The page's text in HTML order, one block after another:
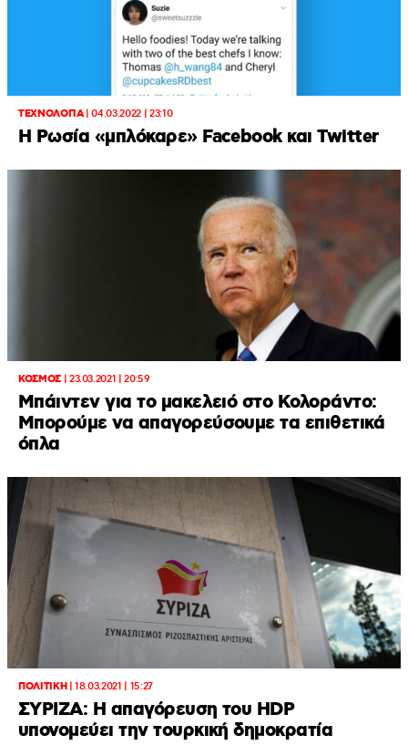
ΤΕΧΝΟΛΟΓΙΑ|04.03.2022 | 23:10
Η Ρωσία «μπλόκαρε» Facebook και Twitter
ΚΟΣΜΟΣ| 23.03.2021 | 20:59
Μπάιντεν για το μακελειό στο Κολοράντο:
Μπορούμε να απαγορεύσουμε τα επιθετικά
όπλα
ΠΟΛΙΤΙΚΗ|18.03.2021 | 15:27
ΣΥΡΙΖΑ: Η απαγόρευση του HDP
υπονομεύει την τουρκική δημοκρατία